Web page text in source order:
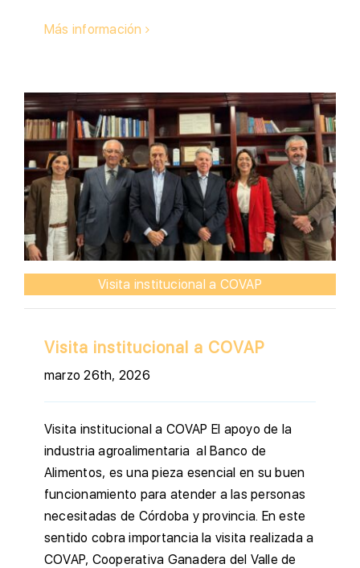
Más información
Visita institucional a COVAP
Visita institucional a COVAP
marzo 26th, 2026
Visita institucional a COVAP El apoyo de la
industria agroalimentaria al Banco de
Alimentos, es una pieza esencial en su buen
funcionamiento para atender a las personas
necesitadas de Córdoba y provincia. En este
sentido cobra importancia la visita realizada a
COVAP, Cooperativa Ganadera del Valle de